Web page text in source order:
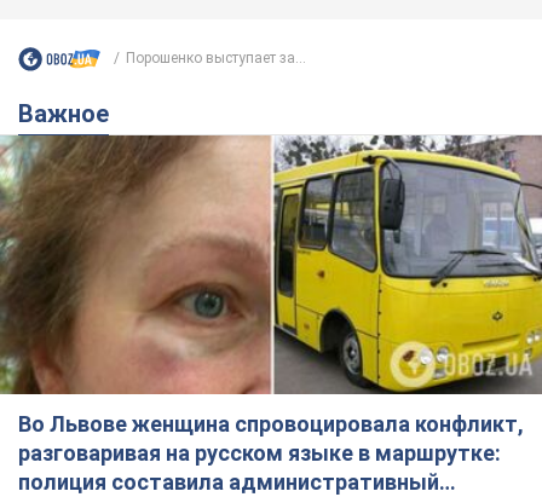
Порошенко выступает за...
Важное
Во Львове женщина спровоцировала конфликт,
разговаривая на русском языке в маршрутке:
полиция составила административный